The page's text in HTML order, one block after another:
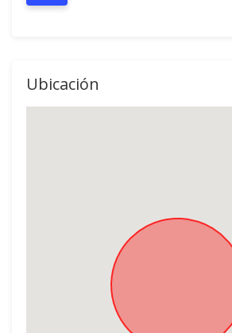
Ubicación